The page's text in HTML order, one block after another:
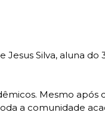
Silva, aluna do
Mesmo após
a comunidade